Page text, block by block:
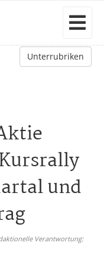
Unterrubriken
und
Verantwortung: